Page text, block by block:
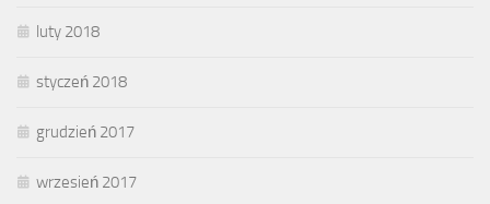
luty 2018
styczeń 2018
grudzień 2017
wrzesień 2017